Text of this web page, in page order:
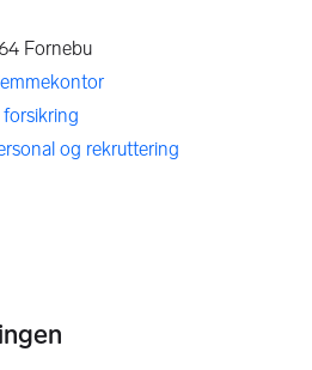
Fornebu
og rekruttering